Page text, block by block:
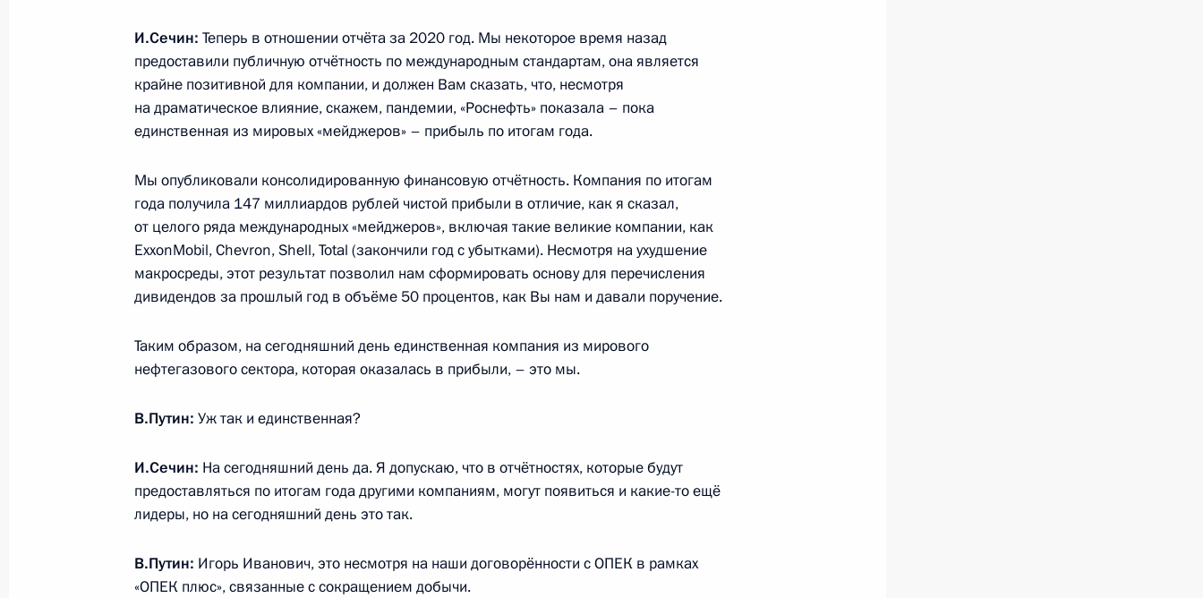
12 февраля 2021 года, 12:45 Москва, Кремль
11 февраля 2021 года, четверг
11 февраля 2021 года, 13:40 Московская область, Ново-Огарёво
10 февраля 2021 года, среда
Совещание с членами Правительства
10 февраля 2021 года, 15:00 Московская область, Ново-Огарёво
9 февраля 2021 года, вторник
Совещание судей судов общей юрисдикции и арбитражных судов
9 февраля 2021 года, 15:20 Московская область, Ново-Огарёво
8 февраля 2021 года, понедельник
И.Сечин: Теперь в отношении отчёта за 2020 год. Мы некоторое время назад
предоставили публичную отчётность по международным стандартам, она является
крайне позитивной для компании, и должен Вам сказать, что, несмотря
на драматическое влияние, скажем, пандемии, «Роснефть» показала – пока
единственная из мировых «мейджеров» – прибыль по итогам года.
Мы опубликовали консолидированную финансовую отчётность. Компания по итогам
года получила 147 миллиардов рублей чистой прибыли в отличие, как я сказал,
от целого ряда международных «мейджеров», включая такие великие компании, как
ExxonMobil, Chevron, Shell, Total (закончили год с убытками). Несмотря на ухудшение
макросреды, этот результат позволил нам сформировать основу для перечисления
дивидендов за прошлый год в объёме 50 процентов, как Вы нам и давали поручение.
Таким образом, на сегодняшний день единственная компания из мирового
нефтегазового сектора, которая оказалась в прибыли, – это мы.
В.Путин: Уж так и единственная?
И.Сечин: На сегодняшний день да. Я допускаю, что в отчётностях, которые будут
предоставляться по итогам года другими компаниям, могут появиться и какие-то ещё
лидеры, но на сегодняшний день это так.
В.Путин: Игорь Иванович, это несмотря на наши договорённости с ОПЕК в рамках
«ОПЕК плюс», связанные с сокращением добычи.